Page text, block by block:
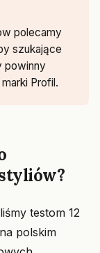
polecamy
szukające
powinny
Profil.
testom 12
polskim